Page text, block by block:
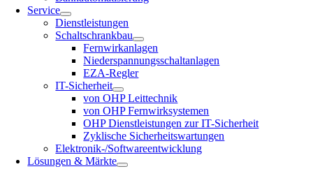
Service
Dienstleistungen
Schaltschrankbau
Fernwirkanlagen
Niederspannungsschaltanlagen
EZA-Regler
IT-Sicherheit
von OHP Leittechnik
von OHP Fernwirksystemen
OHP Dienstleistungen zur IT-Sicherheit
Zyklische Sicherheitswartungen
Elektronik-/Softwareentwicklung
Lösungen & Märkte